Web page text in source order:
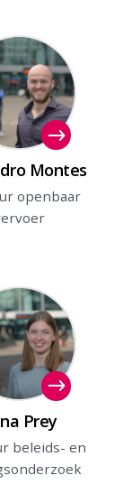
Montes
openbaar
Prey
beleids- en